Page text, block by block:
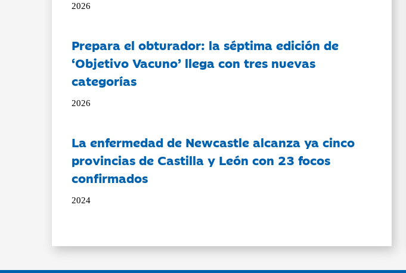
2026
Prepara el obturador: la séptima edición de
‘Objetivo Vacuno’ llega con tres nuevas
categorías
2026
La enfermedad de Newcastle alcanza ya cinco
provincias de Castilla y León con 23 focos
confirmados
2024